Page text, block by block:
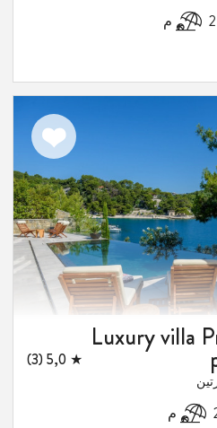
2 م
المفضلة
Luxury villa
★ 5,0 (3)